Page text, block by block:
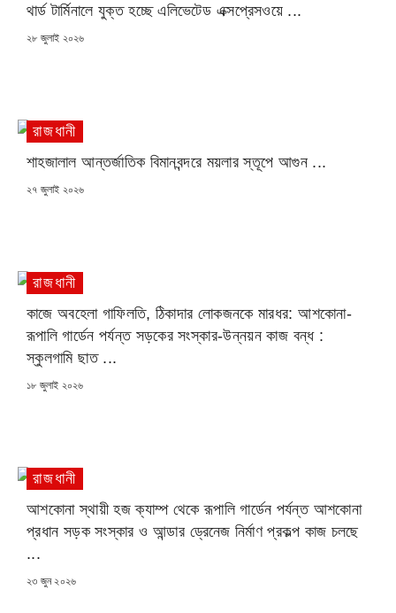
থার্ড টার্মিনালে যুক্ত হচ্ছে এলিভেটেড এক্সপ্রেসওয়ে ...
POSTED
২৮ জুলাই ২০২৬
রাজধানী
শাহজালাল আন্তর্জাতিক বিমানবন্দরে ময়লার স্তূপে আগুন ...
POSTED
২৭ জুলাই ২০২৬
রাজধানী
কাজে অবহেলা গাফিলতি, ঠিকাদার লোকজনকে মারধর: আশকোনা-
রূপালি গার্ডেন পর্যন্ত সড়কের সংস্কার-উন্নয়ন কাজ বন্ধ :
স্কুলগামি ছাত ...
POSTED
১৮ জুলাই ২০২৬
রাজধানী
আশকোনা স্থায়ী হজ ক্যাম্প থেকে রূপালি গার্ডেন পর্যন্ত আশকোনা
প্রধান সড়ক সংস্কার ও আন্ডার ড্রেনেজ নির্মাণ প্রকল্প কাজ চলছে
...
POSTED
২৩ জুন ২০২৬